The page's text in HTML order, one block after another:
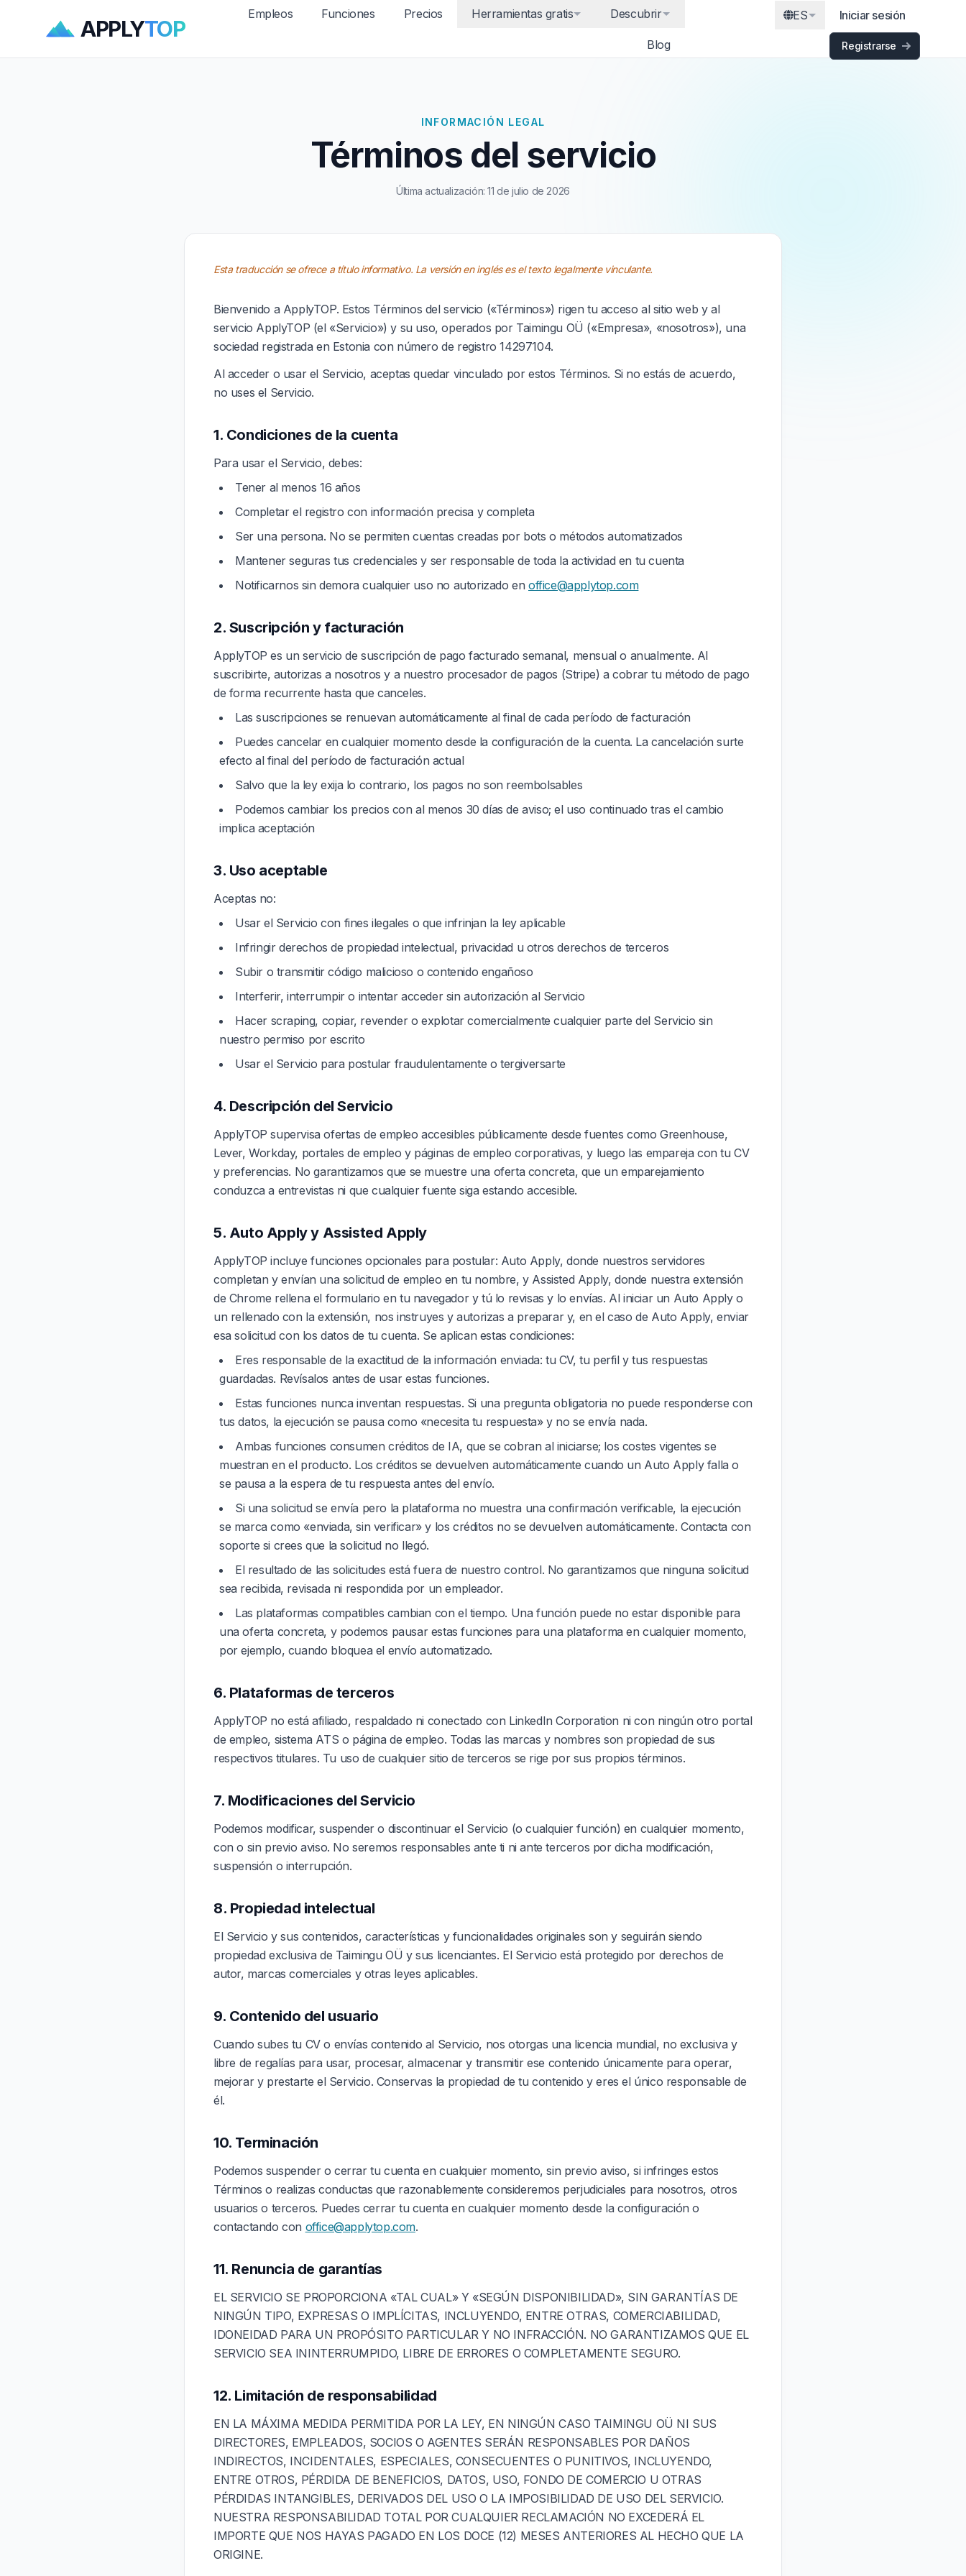
APPLYTOP
Empleos Funciones Precios Herramientas gratis Descubrir
Blog
ES Iniciar sesión
Registrarse
INFORMACIÓN LEGAL
Términos del servicio
Última actualización: 11 de julio de 2026
Esta traducción se ofrece a título informativo. La versión en inglés es el texto legalmente vinculante.
Bienvenido a ApplyTOP. Estos Términos del servicio («Términos») rigen tu acceso al sitio web y al
servicio ApplyTOP (el «Servicio») y su uso, operados por Taimingu OÜ («Empresa», «nosotros»), una
sociedad registrada en Estonia con número de registro 14297104.
Al acceder o usar el Servicio, aceptas quedar vinculado por estos Términos. Si no estás de acuerdo,
no uses el Servicio.
1. Condiciones de la cuenta
Para usar el Servicio, debes:
Tener al menos 16 años
Completar el registro con información precisa y completa
Ser una persona. No se permiten cuentas creadas por bots o métodos automatizados
Mantener seguras tus credenciales y ser responsable de toda la actividad en tu cuenta
Notificarnos sin demora cualquier uso no autorizado enoffice@applytop.com
2. Suscripción y facturación
ApplyTOP es un servicio de suscripción de pago facturado semanal, mensual o anualmente. Al
suscribirte, autorizas a nosotros y a nuestro procesador de pagos (Stripe) a cobrar tu método de pago
de forma recurrente hasta que canceles.
Las suscripciones se renuevan automáticamente al final de cada período de facturación
Puedes cancelar en cualquier momento desde la configuración de la cuenta. La cancelación surte
efecto al final del período de facturación actual
Salvo que la ley exija lo contrario, los pagos no son reembolsables
Podemos cambiar los precios con al menos 30 días de aviso; el uso continuado tras el cambio
implica aceptación
3. Uso aceptable
Aceptas no:
Usar el Servicio con fines ilegales o que infrinjan la ley aplicable
Infringir derechos de propiedad intelectual, privacidad u otros derechos de terceros
Subir o transmitir código malicioso o contenido engañoso
Interferir, interrumpir o intentar acceder sin autorización al Servicio
Hacer scraping, copiar, revender o explotar comercialmente cualquier parte del Servicio sin
nuestro permiso por escrito
Usar el Servicio para postular fraudulentamente o tergiversarte
4. Descripción del Servicio
ApplyTOP supervisa ofertas de empleo accesibles públicamente desde fuentes como Greenhouse,
Lever, Workday, portales de empleo y páginas de empleo corporativas, y luego las empareja con tu CV
y preferencias. No garantizamos que se muestre una oferta concreta, que un emparejamiento
conduzca a entrevistas ni que cualquier fuente siga estando accesible.
5. Auto Apply y Assisted Apply
ApplyTOP incluye funciones opcionales para postular: Auto Apply, donde nuestros servidores
completan y envían una solicitud de empleo en tu nombre, y Assisted Apply, donde nuestra extensión
de Chrome rellena el formulario en tu navegador y tú lo revisas y lo envías. Al iniciar un Auto Apply o
un rellenado con la extensión, nos instruyes y autorizas a preparar y, en el caso de Auto Apply, enviar
esa solicitud con los datos de tu cuenta. Se aplican estas condiciones:
Eres responsable de la exactitud de la información enviada: tu CV, tu perfil y tus respuestas
guardadas. Revísalos antes de usar estas funciones.
Estas funciones nunca inventan respuestas. Si una pregunta obligatoria no puede responderse con
tus datos, la ejecución se pausa como «necesita tu respuesta» y no se envía nada.
Ambas funciones consumen créditos de IA, que se cobran al iniciarse; los costes vigentes se
muestran en el producto. Los créditos se devuelven automáticamente cuando un Auto Apply falla o
se pausa a la espera de tu respuesta antes del envío.
Si una solicitud se envía pero la plataforma no muestra una confirmación verificable, la ejecución
se marca como «enviada, sin verificar» y los créditos no se devuelven automáticamente. Contacta con
soporte si crees que la solicitud no llegó.
El resultado de las solicitudes está fuera de nuestro control. No garantizamos que ninguna solicitud
sea recibida, revisada ni respondida por un empleador.
Las plataformas compatibles cambian con el tiempo. Una función puede no estar disponible para
una oferta concreta, y podemos pausar estas funciones para una plataforma en cualquier momento,
por ejemplo, cuando bloquea el envío automatizado.
6. Plataformas de terceros
ApplyTOP no está afiliado, respaldado ni conectado con LinkedIn Corporation ni con ningún otro portal
de empleo, sistema ATS o página de empleo. Todas las marcas y nombres son propiedad de sus
respectivos titulares. Tu uso de cualquier sitio de terceros se rige por sus propios términos.
7. Modificaciones del Servicio
Podemos modificar, suspender o discontinuar el Servicio (o cualquier función) en cualquier momento,
con o sin previo aviso. No seremos responsables ante ti ni ante terceros por dicha modificación,
suspensión o interrupción.
8. Propiedad intelectual
El Servicio y sus contenidos, características y funcionalidades originales son y seguirán siendo
propiedad exclusiva de Taimingu OÜ y sus licenciantes. El Servicio está protegido por derechos de
autor, marcas comerciales y otras leyes aplicables.
9. Contenido del usuario
Cuando subes tu CV o envías contenido al Servicio, nos otorgas una licencia mundial, no exclusiva y
libre de regalías para usar, procesar, almacenar y transmitir ese contenido únicamente para operar,
mejorar y prestarte el Servicio. Conservas la propiedad de tu contenido y eres el único responsable de
él.
10. Terminación
Podemos suspender o cerrar tu cuenta en cualquier momento, sin previo aviso, si infringes estos
Términos o realizas conductas que razonablemente consideremos perjudiciales para nosotros, otros
usuarios o terceros. Puedes cerrar tu cuenta en cualquier momento desde la configuración o
contactando con office@applytop.com.
11. Renuncia de garantías
EL SERVICIO SE PROPORCIONA «TAL CUAL» Y «SEGÚN DISPONIBILIDAD», SIN GARANTÍAS DE
NINGÚN TIPO, EXPRESAS O IMPLÍCITAS, INCLUYENDO, ENTRE OTRAS, COMERCIABILIDAD,
IDONEIDAD PARA UN PROPÓSITO PARTICULAR Y NO INFRACCIÓN. NO GARANTIZAMOS QUE EL
SERVICIO SEA ININTERRUMPIDO, LIBRE DE ERRORES O COMPLETAMENTE SEGURO.
12. Limitación de responsabilidad
EN LA MÁXIMA MEDIDA PERMITIDA POR LA LEY, EN NINGÚN CASO TAIMINGU OÜ NI SUS
DIRECTORES, EMPLEADOS, SOCIOS O AGENTES SERÁN RESPONSABLES POR DAÑOS
INDIRECTOS, INCIDENTALES, ESPECIALES, CONSECUENTES O PUNITIVOS, INCLUYENDO,
ENTRE OTROS, PÉRDIDA DE BENEFICIOS, DATOS, USO, FONDO DE COMERCIO U OTRAS
PÉRDIDAS INTANGIBLES, DERIVADOS DEL USO O LA IMPOSIBILIDAD DE USO DEL SERVICIO.
NUESTRA RESPONSABILIDAD TOTAL POR CUALQUIER RECLAMACIÓN NO EXCEDERÁ EL
IMPORTE QUE NOS HAYAS PAGADO EN LOS DOCE (12) MESES ANTERIORES AL HECHO QUE LA
ORIGINE.